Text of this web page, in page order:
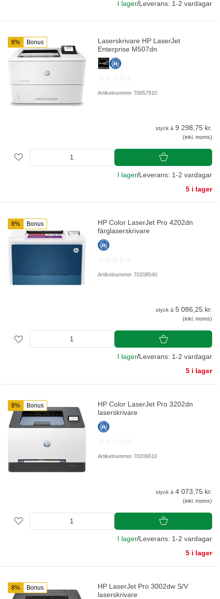
I lager/Leverans: 1-2 vardagar
8% Bonus
Laserskrivare HP LaserJet
Enterprise M507dn
Artikelnummer 70057910
styck á 9 298,75 kr.
(inkl. moms)
I lager/Leverans: 1-2 vardagar
5 i lager
8% Bonus
HP Color LaserJet Pro 4202dn
färglaserskrivare
Artikelnummer 70208540
styck á 5 086,25 kr.
(inkl. moms)
I lager/Leverans: 1-2 vardagar
5 i lager
8% Bonus
HP Color LaserJet Pro 3202dn
laserskrivare
Artikelnummer 70206610
styck á 4 073,75 kr.
(inkl. moms)
I lager/Leverans: 1-2 vardagar
5 i lager
8% Bonus
HP LaserJet Pro 3002dw S/V
laserskrivare